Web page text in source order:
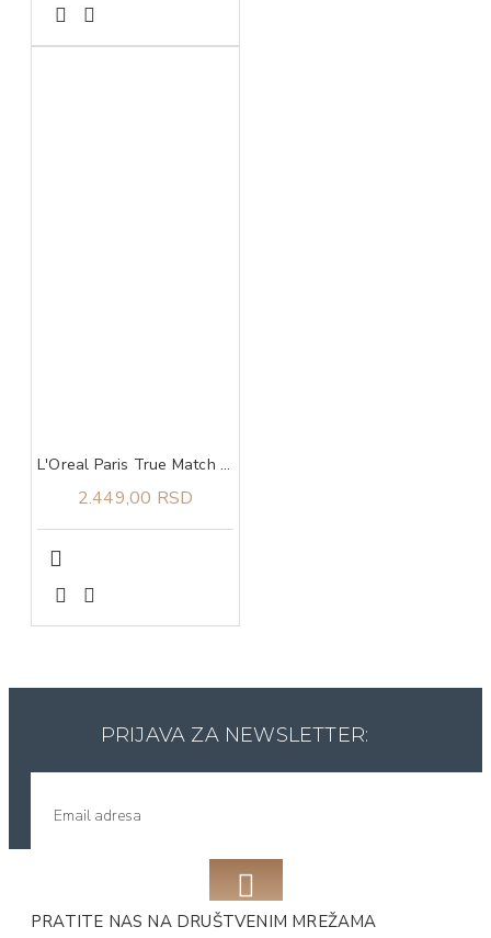
L'Oreal Paris True Match tonirani serum 4-5
2.449,00 RSD
PRIJAVA ZA NEWSLETTER:
PRATITE NAS NA DRUŠTVENIM MREŽAMA